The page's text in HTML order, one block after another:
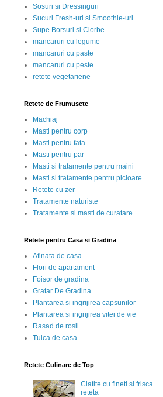
Sosuri si Dressinguri
Sucuri Fresh-uri si Smoothie-uri
Supe Borsuri si Ciorbe
mancaruri cu legume
mancaruri cu paste
mancaruri cu peste
retete vegetariene
Retete de Frumusete
Machiaj
Masti pentru corp
Masti pentru fata
Masti pentru par
Masti si tratamente pentru maini
Masti si tratamente pentru picioare
Retete cu zer
Tratamente naturiste
Tratamente si masti de curatare
Retete pentru Casa si Gradina
Afinata de casa
Flori de apartament
Foisor de gradina
Gratar De Gradina
Plantarea si ingrijirea capsunilor
Plantarea si ingrijirea vitei de vie
Rasad de rosii
Tuica de casa
Retete Culinare de Top
Clatite cu fineti si frisca
reteta